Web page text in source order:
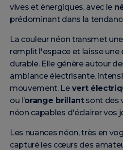
vives et énergiques, avec le
prédominant dans la
La couleur néon transmet
remplit l'espace et laisse une
durable. Elle génère autour
ambiance électrisante,
mouvement. Le vert
ou l’orange brillantsont des
néon capables d'éclairer vos
Les nuances néon, très en
capturé les cœurs des